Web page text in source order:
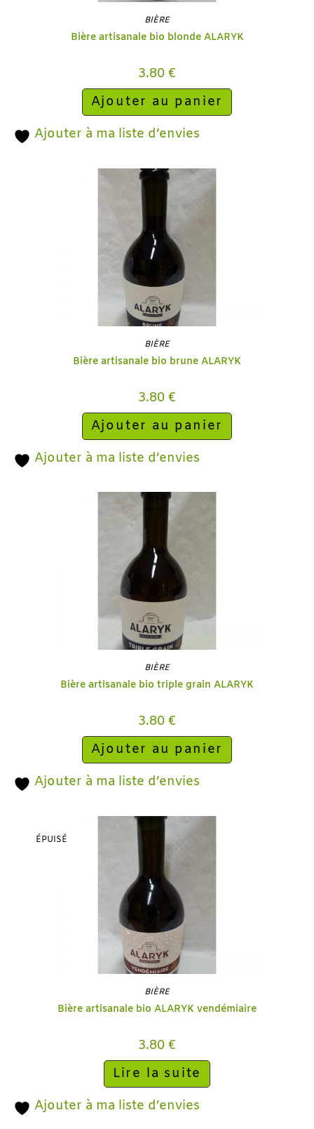
BIÈRE
Bière artisanale bio blonde ALARYK
3.80 €
Ajouter au panier
Ajouter à ma liste d’envies
BIÈRE
Bière artisanale bio brune ALARYK
3.80 €
Ajouter au panier
Ajouter à ma liste d’envies
BIÈRE
Bière artisanale bio triple grain ALARYK
3.80 €
Ajouter au panier
Ajouter à ma liste d’envies
ÉPUISÉ
BIÈRE
Bière artisanale bio ALARYK vendémiaire
3.80 €
Lire la suite
Ajouter à ma liste d’envies